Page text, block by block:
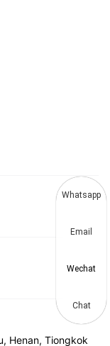
Henan, Tiongkok
Whatsapp
Email
Wechat
Chat